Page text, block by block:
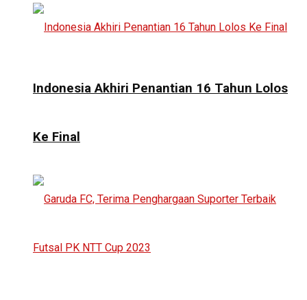
Indonesia Akhiri Penantian 16 Tahun Lolos
Ke Final